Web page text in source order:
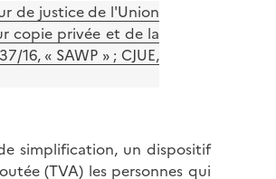
de justice de l'Union
copie privée et de la
16, « SAWP » ; CJUE,
simplification, un dispositif
(TVA) les personnes qui